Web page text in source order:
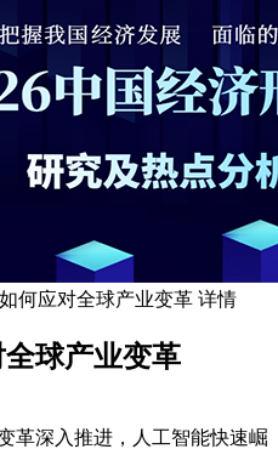
何应对全球产业变革 详情
球产业变革
革深入推进，人工智能快速崛